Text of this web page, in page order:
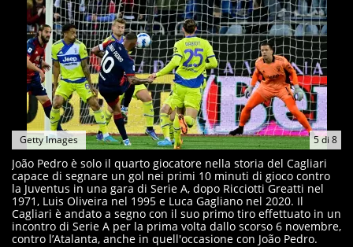
5di 8
Getty Images
João Pedro è solo il quarto giocatore nella storia del Cagliari
capace di segnare un gol nei primi 10 minuti di gioco contro
la Juventus in una gara di Serie A, dopo Ricciotti Greatti nel
1971, Luis Oliveira nel 1995 e Luca Gagliano nel 2020. Il
Cagliari è andato a segno con il suo primo tiro effettuato in un
incontro di Serie A per la prima volta dallo scorso 6 novembre,
contro l’Atalanta, anche in quell'occasione con João Pedro.